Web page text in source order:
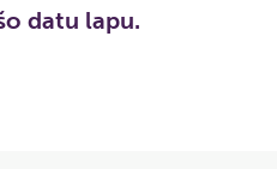
datu lapu.